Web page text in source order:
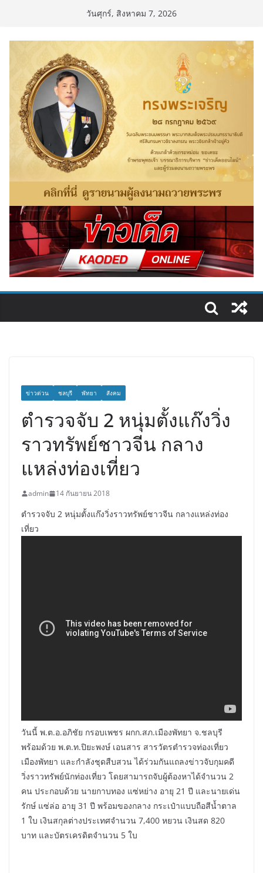
content
วันศุกร์, สิงหาคม 7, 2026
ข่าวด่วน ชลบุรี พัทยา สังคม
ตำรวจจับ 2 หนุ่มตั้งแก๊งวิ่ง
ราวทรัพย์ชาวจีน กลาง
แหล่งท่องเที่ยว
admin 14 กันยายน 2018
ตำรวจจับ 2 หนุ่มตั้งแก๊งวิ่งราวทรัพย์ชาวจีน กลางแหล่งท่อง
เที่ยว
วันนี้ พ.ต.อ.อภิชัย กรอบเพชร ผกก.สภ.เมืองพัทยา จ.ชลบุรี
พร้อมด้วย พ.ต.ท.ปิยะพงษ์ เอนสาร สารวัตรตำรวจท่องเที่ยว
เมืองพัทยา และกำลังชุดสืบสวน ได้ร่วมกันแถลงข่าวจับกุมคดี
วิ่งราวทรัพย์นักท่องเที่ยว โดยสามารถจับผู้ต้องหาได้จำนวน 2
คน ประกอบด้วย นายกาบทอง แซ่หย่าง อายุ 21 ปี และนายเด่น
รักษ์ แซ่ล่อ อายุ 31 ปี พร้อมของกลาง กระเป๋าแบบถือสีน้ำตาล
1 ใบ เงินสกุลต่างประเทศจำนวน 7,400 หยวน เงินสด 820
บาท และบัตรเครดิตจำนวน 5 ใบ